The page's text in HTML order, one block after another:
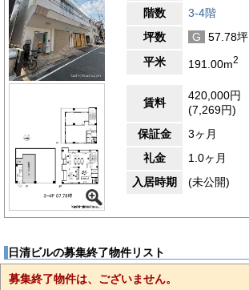
階数
3-4階
坪数
G
57.78坪
平米
191.00m2
賃料
420,000円
(7,269円)
保証金
3ヶ月
礼金
1.0ヶ月
入居時期
(未公開)
日清ビルの募集終了物件リスト
募集終了物件は、ございません。